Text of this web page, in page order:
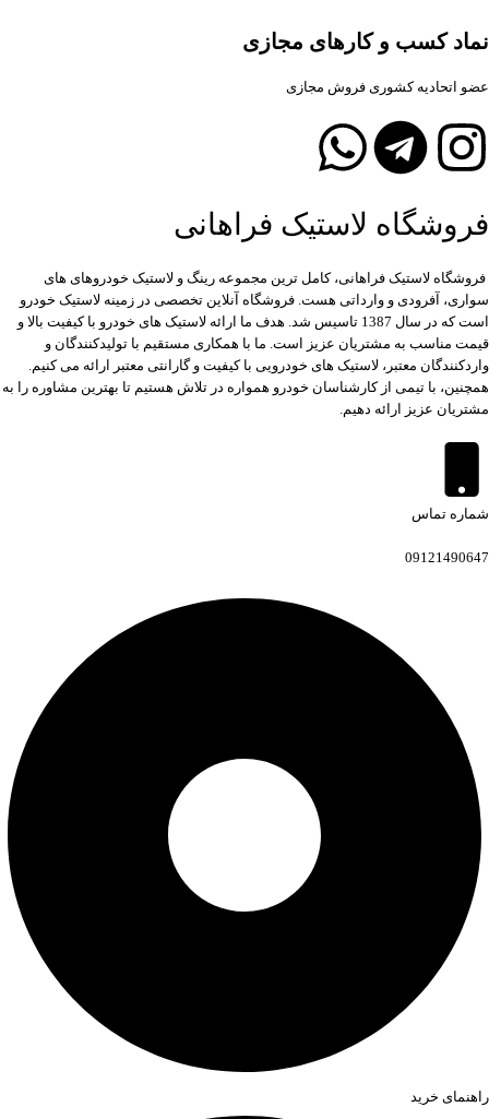
نماد کسب و کارهای مجازی
عضو اتحادیه کشوری فروش مجازی
فروشگاه لاستیک فراهانی
فروشگاه لاستیک فراهانی، کامل ترین مجموعه رینگ و لاستیک خودروهای های
سواری، آفرودی و وارداتی هست. فروشگاه آنلاین تخصصی در زمینه لاستیک خودرو
است که در سال 1387 تاسیس شد. هدف ما ارائه لاستیک های خودرو با کیفیت بالا و
قیمت مناسب به مشتریان عزیز است. ما با همکاری مستقیم با تولیدکنندگان و
واردکنندگان معتبر، لاستیک های خودرویی با کیفیت و گارانتی معتبر ارائه می کنیم.
همچنین، با تیمی از کارشناسان خودرو همواره در تلاش هستیم تا بهترین مشاوره را به
مشتریان عزیز ارائه دهیم.
شماره تماس
09121490647
راهنمای خرید